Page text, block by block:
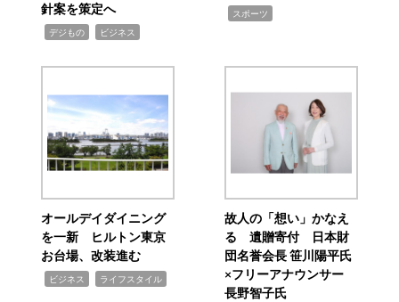
針案を策定へ
デジもの ビジネス
スポーツ
オールデイダイニング
を一新 ヒルトン東京
お台場、改装進む
ビジネス ライフスタイル
故人の「想い」かなえ
る 遺贈寄付 日本財
団名誉会長 笹川陽平氏
×フリーアナウンサー
長野智子氏